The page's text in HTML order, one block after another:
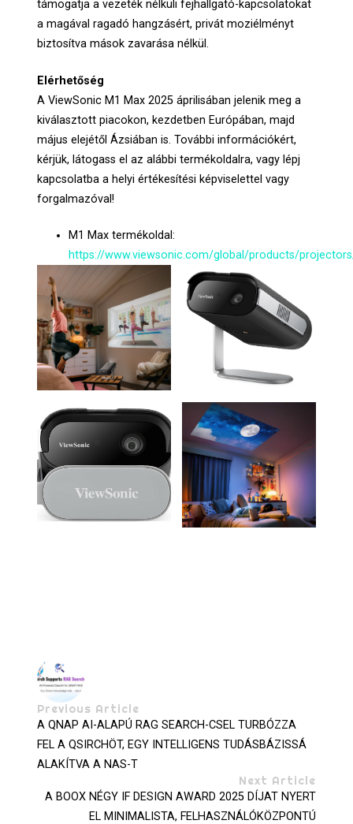
támogatja a vezeték nélküli fejhallgató-kapcsolatokat
a magával ragadó hangzásért, privát moziélményt
biztosítva mások zavarása nélkül.
Elérhetőség
A ViewSonic M1 Max 2025 áprilisában jelenik meg a
kiválasztott piacokon, kezdetben Európában, majd
május elejétől Ázsiában is. További információkért,
kérjük, látogass el az alábbi termékoldalra, vagy lépj
kapcsolatba a helyi értékesítési képviselettel vagy
forgalmazóval!
M1 Max termékoldal:
https://www.viewsonic.com/global/products/
Previous Article
A QNAP AI-ALAPÚ RAG SEARCH-CSEL TURBÓZZA
FEL A QSIRCHÖT, EGY INTELLIGENS TUDÁSBÁZISSÁ
ALAKÍTVA A NAS-T
Next Article
A BOOX NÉGY IF DESIGN AWARD 2025 DÍJAT NYERT
EL MINIMALISTA, FELHASZNÁLÓKÖZPONTÚ